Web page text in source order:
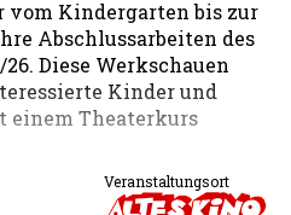
vom Kindergarten bis zur
Abschlussarbeiten des
Diese Werkschauen
Kinder und
einem Theaterkurs
Veranstaltungsort